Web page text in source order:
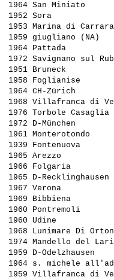
1964 San Miniato
1952 Sora
1953 Marina di
1959 giugliano (NA)
1964 Pattada
1972 Savignano sul
1951 Bruneck
1958 Foglianise
1964 CH-Zürich
1968 Villafranca di
1976 Torbole
1972 D-München
1961 Monterotondo
1939 Fontenuova
1965 Arezzo
1966 Folgaria
1965 D-
1967 Verona
1969 Bibbiena
1960 Pontremoli
1960 Udine
1968 Lunimare Di
1974 Mandello del
1959 D-
1964 s. michele
1959 Villafranca di